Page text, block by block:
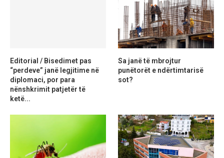
Editorial / Bisedimet pas
“perdeve” janë legjitime në
diplomaci, por para
nënshkrimit patjetër të
ketë...
Sa janë të mbrojtur
punëtorët e ndërtimtarisë
sot?